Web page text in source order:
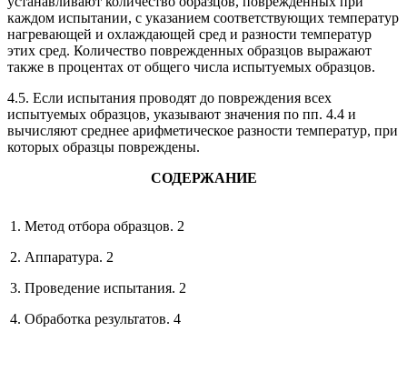
каждом испытании, с указанием соответствующих температур
нагревающей и охлаждающей сред и разности температур
этих сред. Количество поврежденных образцов выражают
также в процентах от общего числа испытуемых образцов.
4.5. Если испытания проводят до повреждения всех
испытуемых образцов, указывают значения по пп. 4.4 и
вычисляют среднее арифметическое разности температур, при
которых образцы повреждены.
СОДЕРЖАНИЕ
1. Метод отбора образцов. 2
2. Аппаратура. 2
3. Проведение испытания. 2
4. Обработка результатов. 4